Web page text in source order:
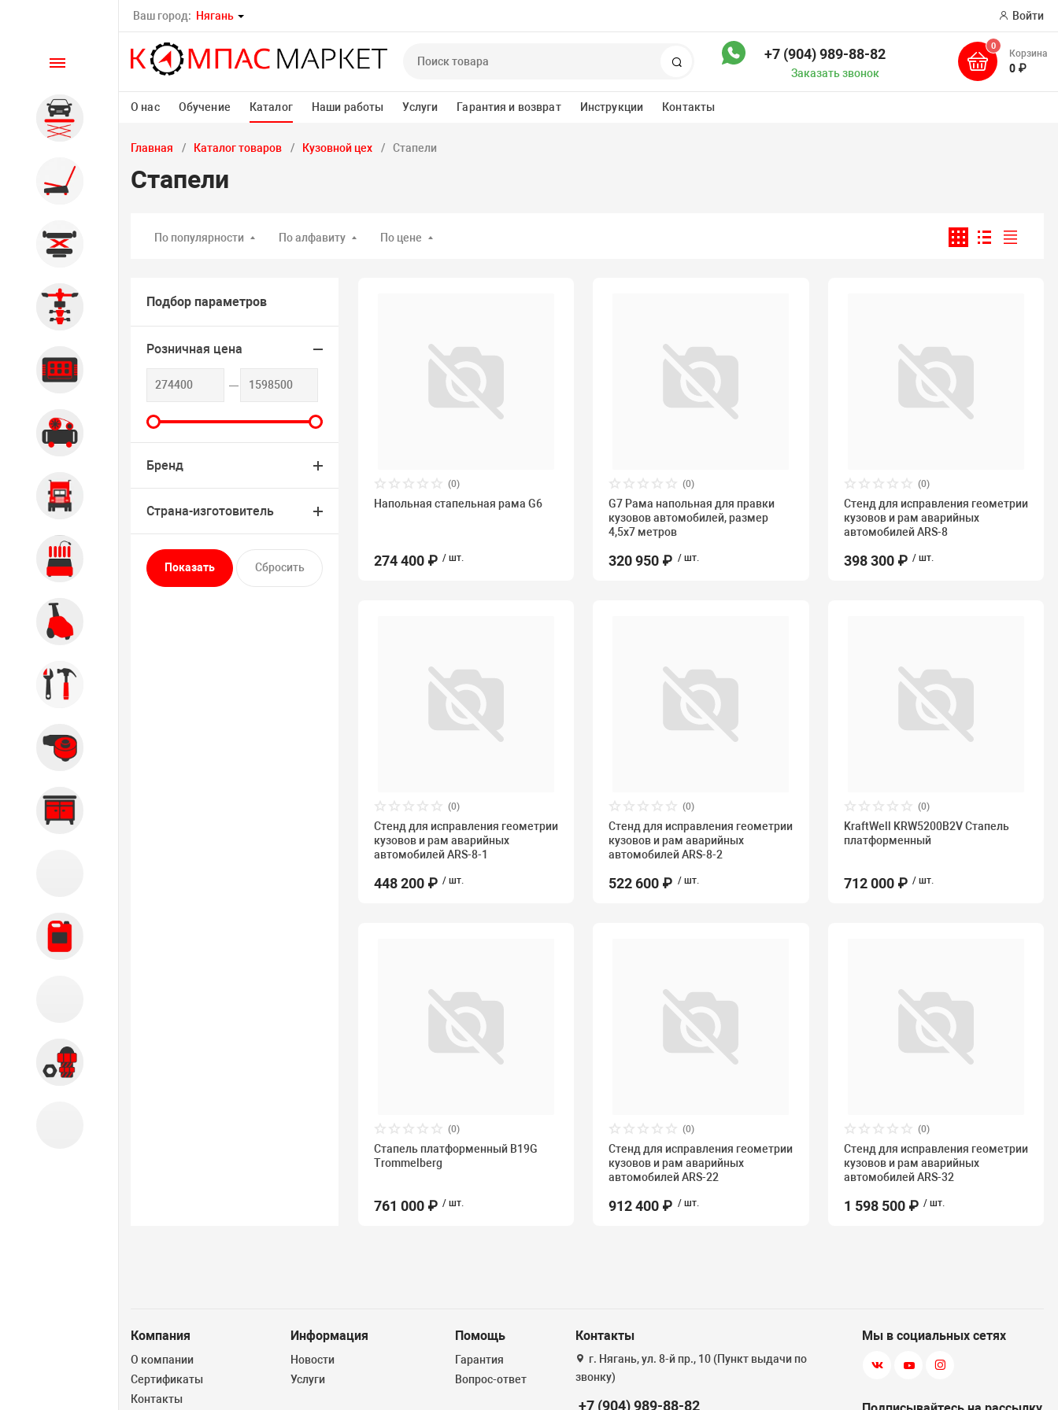
Ваш город: Нягань Войти
Поиск +7 (904) 989-88-82
Заказать звонок
0
Корзина
0 ₽
О нас Обучение Каталог Наши работы Услуги Гарантия и возврат Инструкции Контакты
Каталог
Автомобильные подъемники
Шиномонтажное
оборудование
Общегаражное
Стенды сход-развал
Диагностика
Компрессорное оборудование
Обслуживание систем и
агрегатов
Главная Каталог товаров Кузовной цех Стапели
Стапели
По популярности По алфавиту По цене
Подбор параметров
Розничная цена
Бренд
Страна-изготовитель
(0)
Напольная стапельная рама G6
274 400 ₽ / шт.
(0)
G7 Рама напольная для правки
кузовов автомобилей, размер
4,5х7 метров
320 950 ₽ / шт.
(0)
Стенд для исправления геометрии
кузовов и рам аварийных
автомобилей ARS-8
398 300 ₽ / шт.
(0)
Стенд для исправления геометрии
кузовов и рам аварийных
автомобилей ARS-8-1
448 200 ₽ / шт.
(0)
Стенд для исправления геометрии
кузовов и рам аварийных
автомобилей ARS-8-2
522 600 ₽ / шт.
(0)
KraftWell KRW5200B2V Стапель
платформенный
712 000 ₽ / шт.
(0)
Стапель платформенный B19G
Trommelberg
761 000 ₽ / шт.
(0)
Стенд для исправления геометрии
кузовов и рам аварийных
автомобилей ARS-22
912 400 ₽ / шт.
(0)
Стенд для исправления геометрии
кузовов и рам аварийных
автомобилей ARS-32
1 598 500 ₽ / шт.
Компания
О компании
Сертификаты
Контакты
Информация
Новости
Услуги
Помощь
Гарантия
Вопрос-ответ
Контакты
г. Нягань, ул. 8-й пр., 10 (Пункт выдачи по
звонку)
+7 (904) 989-88-82
Мы в социальных сетях